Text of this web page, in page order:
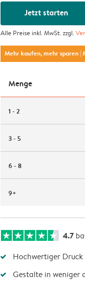
Jetzt starten
Alle Preise inkl. MwSt. zzgl.
Mehr kaufen, mehr sparen|
Menge
1 - 2
3 - 5
6 - 8
9+
4.7
Hochwertiger Druck
Gestalte in weniger